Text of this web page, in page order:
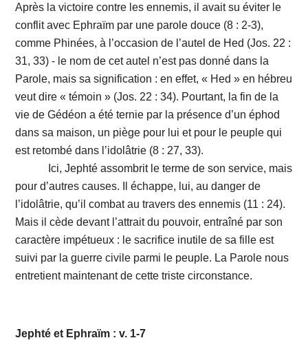
Après la victoire contre les ennemis, il avait su éviter le
conflit avec Ephraïm par une parole douce (8 : 2-3),
comme Phinées, à l’occasion de l’autel de Hed (Jos. 22 :
31, 33) - le nom de cet autel n’est pas donné dans la
Parole, mais sa signification : en effet, « Hed » en hébreu
veut dire « témoin » (Jos. 22 : 34). Pourtant, la fin de la
vie de Gédéon a été ternie par la présence d’un éphod
dans sa maison, un piège pour lui et pour le peuple qui
est retombé dans l’idolâtrie (8 : 27, 33).
Ici, Jephté assombrit le terme de son service, mais
pour d’autres causes. Il échappe, lui, au danger de
l’idolâtrie, qu’il combat au travers des ennemis (11 : 24).
Mais il cède devant l’attrait du pouvoir, entraîné par son
caractère impétueux : le sacrifice inutile de sa fille est
suivi par la guerre civile parmi le peuple. La Parole nous
entretient maintenant de cette triste circonstance.
Jephté et Ephraïm : v. 1-7